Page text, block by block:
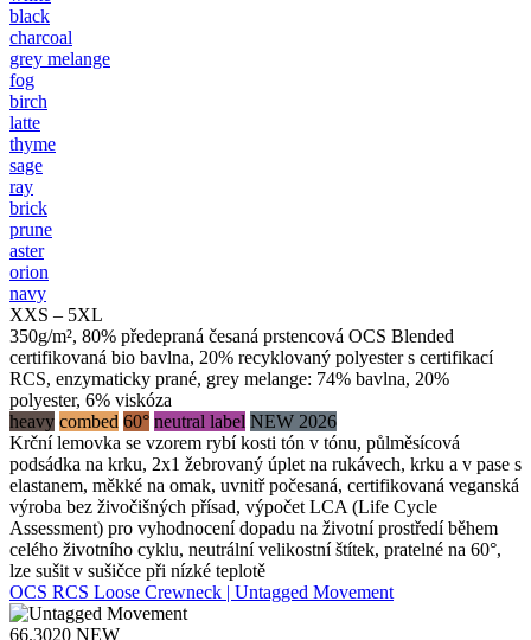
black
charcoal
grey melange
fog
birch
latte
thyme
sage
ray
brick
prune
aster
orion
navy
XXS – 5XL
350g/m², 80% předepraná česaná prstencová OCS Blended
certifikovaná bio bavlna, 20% recyklovaný polyester s certifikací
RCS, enzymaticky prané, grey melange: 74% bavlna, 20%
polyester, 6% viskóza
heavy combed 60° neutral label NEW 2026
Krční lemovka se vzorem rybí kosti tón v tónu, půlměsícová
podsádka na krku, 2x1 žebrovaný úplet na rukávech, krku a v pase s
elastanem, měkké na omak, uvnitř počesaná, certifikovaná veganská
výroba bez živočišných přísad, výpočet LCA (Life Cycle
Assessment) pro vyhodnocení dopadu na životní prostředí během
celého životního cyklu, neutrální velikostní štítek, pratelné na 60°,
lze sušit v sušičce při nízké teplotě
OCS RCS Loose Crewneck | Untagged Movement
66.3020 NEW